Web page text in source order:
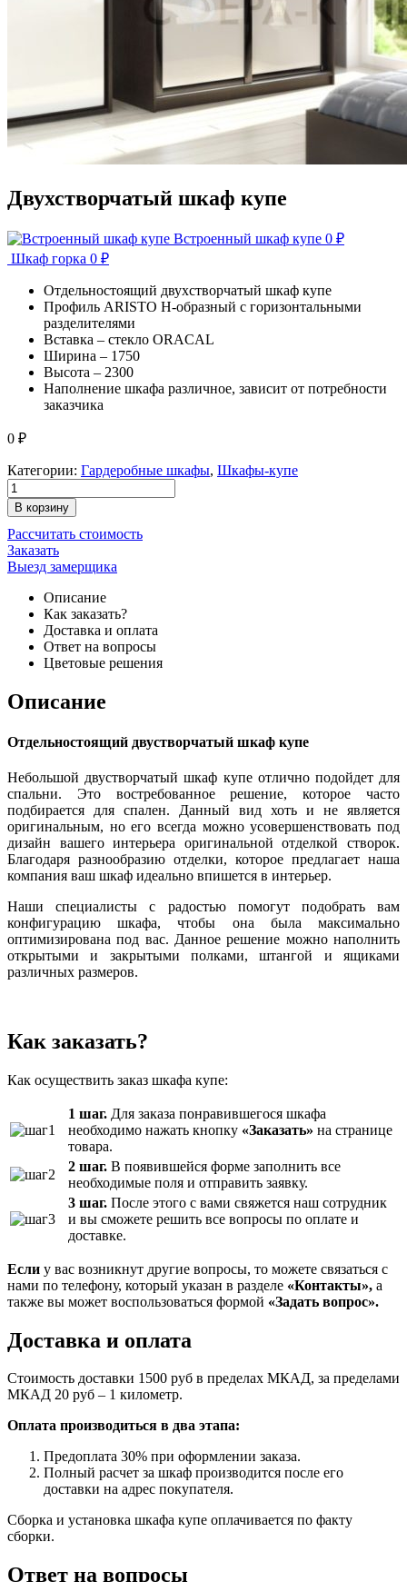
Двухстворчатый шкаф купе
Встроенный шкаф купе 0 ₽
Шкаф горка 0 ₽
Отдельностоящий двухстворчатый шкаф купе
Профиль ARISTO Н-образный с горизонтальными
разделителями
Вставка – стекло ORACAL
Ширина – 1750
Высота – 2300
Наполнение шкафа различное, зависит от потребности
заказчика
0 ₽
Категории: Гардеробные шкафы, Шкафы-купе
В корзину
Рассчитать стоимость
Заказать
Выезд замерщика
Описание
Как заказать?
Доставка и оплата
Ответ на вопросы
Цветовые решения
Описание
Отдельностоящий двустворчатый шкаф купе
Небольшой двустворчатый шкаф купе отлично подойдет для
спальни. Это востребованное решение, которое часто
подбирается для спален. Данный вид хоть и не является
оригинальным, но его всегда можно усовершенствовать под
дизайн вашего интерьера оригинальной отделкой створок.
Благодаря разнообразию отделки, которое предлагает наша
компания ваш шкаф идеально впишется в интерьер.
Наши специалисты с радостью помогут подобрать вам
конфигурацию шкафа, чтобы она была максимально
оптимизирована под вас. Данное решение можно наполнить
открытыми и закрытыми полками, штангой и ящиками
различных размеров.
Как заказать?
Как осуществить заказ шкафа купе:
1 шаг. Для заказа понравившегося шкафа
необходимо нажать кнопку «Заказать» на странице
товара.
2 шаг. В появившейся форме заполнить все
необходимые поля и отправить заявку.
3 шаг. После этого с вами свяжется наш сотрудник
и вы сможете решить все вопросы по оплате и
доставке.
Если у вас возникнут другие вопросы, то можете связаться с
нами по телефону, который указан в разделе «Контакты», а
также вы может воспользоваться формой «Задать вопрос».
Доставка и оплата
Стоимость доставки 1500 руб в пределах МКАД, за пределами
МКАД 20 руб – 1 километр.
Оплата производиться в два этапа:
Предоплата 30% при оформлении заказа.
Полный расчет за шкаф производится после его
доставки на адрес покупателя.
Сборка и установка шкафа купе оплачивается по факту
сборки.
Ответ на вопросы